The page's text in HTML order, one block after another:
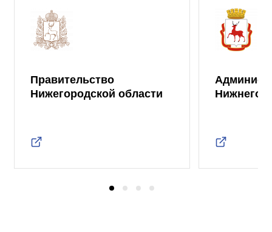
Правительство
Нижегородской области
Нижнего